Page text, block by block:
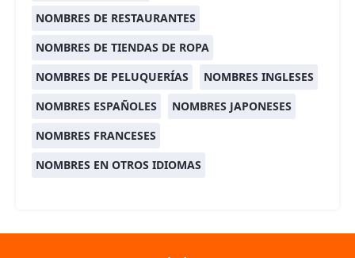
NOMBRES DE RESTAURANTES
NOMBRES DE TIENDAS DE ROPA
NOMBRES DE PELUQUERÍAS
NOMBRES INGLESES
NOMBRES ESPAÑOLES
NOMBRES JAPONESES
NOMBRES FRANCESES
NOMBRES EN OTROS IDIOMAS